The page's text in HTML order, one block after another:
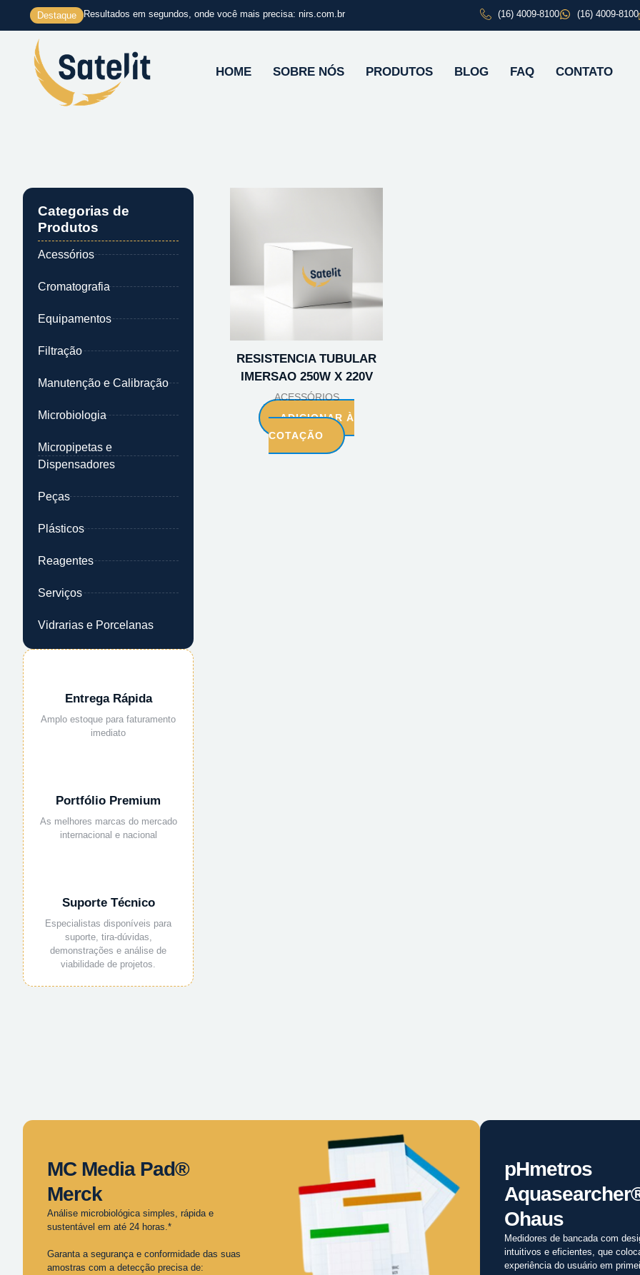
conteúdo
Destaque Resultados em segundos, onde você mais precisa: nirs.com.br (16) 4009-8100 (16) 4009-8100
HOME SOBRE NÓS PRODUTOS BLOG FAQ CONTATO
Categorias de
Produtos
Acessórios
Cromatografia
Equipamentos
Filtração
Manutenção e Calibração
Microbiologia
Micropipetas e
Dispensadores
Peças
Plásticos
Reagentes
Serviços
Vidrarias e Porcelanas
Entrega Rápida
Amplo estoque para faturamento
imediato
Portfólio Premium
As melhores marcas do mercado
internacional e nacional
Suporte Técnico
Especialistas disponíveis para
suporte, tira-dúvidas,
demonstrações e análise de
viabilidade de projetos.
RESISTENCIA TUBULAR
IMERSAO 250W X 220V
ACESSÓRIOS
ADICIONAR À
COTAÇÃO
MC Media Pad®
Merck
Análise microbiológica simples, rápida e
sustentável em até 24 horas.*
Garanta a segurança e conformidade das suas
amostras com a detecção precisa de:
pHmetros
Ohaus
Medidores de bancada com
intuitivos e eficientes, que
experiência do usuário em